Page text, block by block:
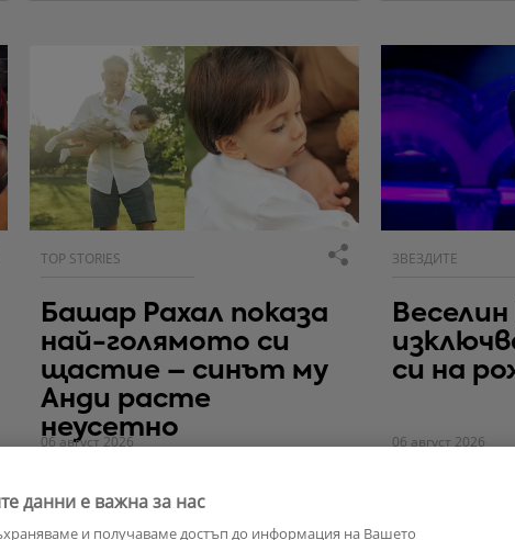
TOP STORIES
Башар Рахал показа
най-голямото си
щастие – синът му
Анди расте
неусетно
06 август 2026
ЗВЕЗДИТЕ
си на
06 август 2026
данни е важна за нас
и получаваме достъп до информация на Вашето